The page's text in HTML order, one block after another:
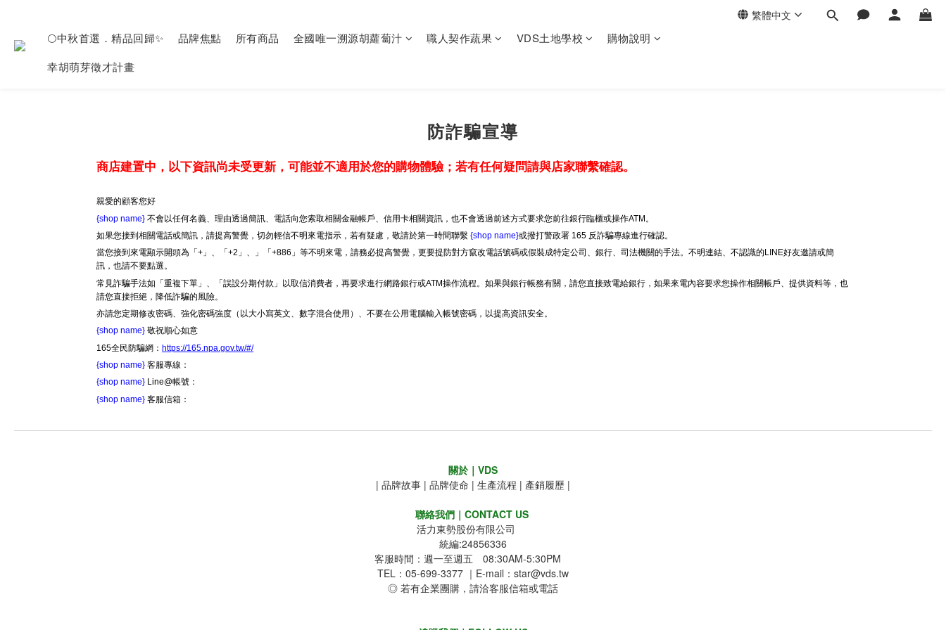
繁體中文
🌕中秋首選．精品回歸✨ 品牌焦點 所有商品 全國唯一溯源胡蘿蔔汁 職人契作蔬果 VDS土地學校
購物說明
幸胡萌芽徵才計畫
防詐騙宣導
商店建置中，以下資訊尚未受更新，可能並不適用於您的購物體驗；若有任何疑問請與店家聯繫確認。
親愛的顧客您好
{shop name} 不會以任何名義、理由透過簡訊、電話向您索取相關金融帳戶、信用卡相關資訊，也不會透過前述方式要求您前往銀行臨櫃或操作ATM。
如果您接到相關電話或簡訊，請提高警覺，切勿輕信不明來電指示，若有疑慮，敬請於第一時間聯繫 {shop name}或撥打警政署 165 反詐騙專線進行確認。
當您接到來電顯示開頭為「+」、「+2」、」「+886」等不明來電，請務必提高警覺，更要提防對方竄改電話號碼或假裝成特定公司、銀行、司法機關的手法。不明連結、不認識的LINE好友邀請或簡
訊，也請不要點選。
常見詐騙手法如「重複下單」、「誤設分期付款」以取信消費者，再要求進行網路銀行或ATM操作流程。如果與銀行帳務有關，請您直接致電給銀行，如果來電內容要求您操作相關帳戶、提供資料等，也
請您直接拒絕，降低詐騙的風險。
亦請您定期修改密碼、強化密碼強度（以大小寫英文、數字混合使用）、不要在公用電腦輸入帳號密碼，以提高資訊安全。
{shop name} 敬祝順心如意
165全民防騙網： https://165.npa.gov.tw/#/
{shop name} 客服專線：
{shop name} Line@帳號：
{shop name} 客服信箱：
關於｜VDS
| 品牌故事 | 品牌使命 | 生產流程 | 產銷履歷 |
聯絡我們｜CONTACT US
活力東勢股份有限公司
統編:24856336
客服時間：週一至週五 08:30AM-5:30PM
TEL：05-699-3377 ｜E-mail：star@vds.tw
◎ 若有企業團購，請洽客服信箱或電話